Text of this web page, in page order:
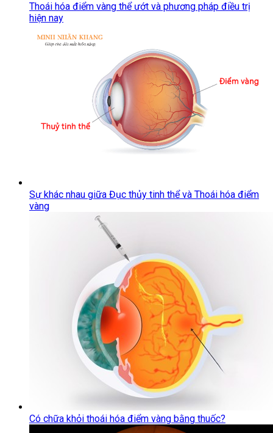
Thoái hóa điểm vàng thể ướt và phương pháp điều trị
hiện nay
Sự khác nhau giữa Đục thủy tinh thể và Thoái hóa điểm
vàng
Có chữa khỏi thoái hóa điểm vàng bằng thuốc?